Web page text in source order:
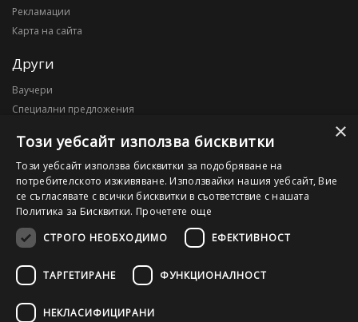
Рекламации
Карта на сайта
Други
Ваучери
Специални предложения
Моят профил
Моят профил
История на поръчките
Желани продукти
203010795
×
Този уебсайт използва бисквитки
Този уебсайт използва бисквитки за подобряване на
потребителското изживяване. Използвайки нашия уебсайт, Вие
се съгласявате с всички бисквитки в съответствие с нашата
Политика за Бисквитки. Прочетете още
СТРОГО НЕОБХОДИМО
ЕФЕКТИВНОСТ
ТАРГЕТИРАНЕ ФУНКЦИОНАЛНОСТ
НЕКЛАСИФИЦИРАНИ